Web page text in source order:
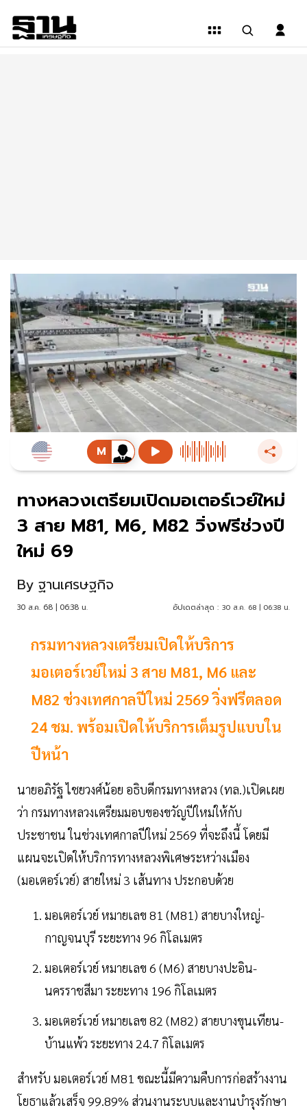
ทางหลวงเตรียมเปิดมอเตอร์เวย์ใหม่
3 สาย M81, M6, M82 วิ่งฟรีช่วงปี
ใหม่ 69
By ฐานเศรษฐกิจ
30 ส.ค. 68 | 06:38 น. อัปเดตล่าสุด : 30 ส.ค. 68 | 06:38 น.
กรมทางหลวงเตรียมเปิดให้บริการ
มอเตอร์เวย์ใหม่ 3 สาย M81, M6 และ
M82 ช่วงเทศกาลปีใหม่ 2569 วิ่งฟรีตลอด
24 ชม. พร้อมเปิดให้บริการเต็มรูปแบบใน
ปีหน้า
นายอภิรัฐ ไชยวงศ์น้อย อธิบดีกรมทางหลวง (ทล.)เปิดเผย
ว่า กรมทางหลวงเตรียมมอบของขวัญปีใหม่ให้กับ
ประชาชน ในช่วงเทศกาลปีใหม่ 2569 ที่จะถึงนี้ โดยมี
แผนจะเปิดให้บริการทางหลวงพิเศษระหว่างเมือง
(มอเตอร์เวย์) สายใหม่ 3 เส้นทาง ประกอบด้วย
มอเตอร์เวย์ หมายเลข 81 (M81) สายบางใหญ่-
กาญจนบุรี ระยะทาง 96 กิโลเมตร
มอเตอร์เวย์ หมายเลข 6 (M6) สายบางปะอิน-
นครราชสีมา ระยะทาง 196 กิโลเมตร
มอเตอร์เวย์ หมายเลข 82 (M82) สายบางขุนเทียน-
บ้านแพ้ว ระยะทาง 24.7 กิโลเมตร
สำหรับ มอเตอร์เวย์ M81 ขณะนี้มีความคืบการก่อสร้างงาน
โยธาแล้วเสร็จ 99.89% ส่วนงานระบบและงานบำรุงรักษา